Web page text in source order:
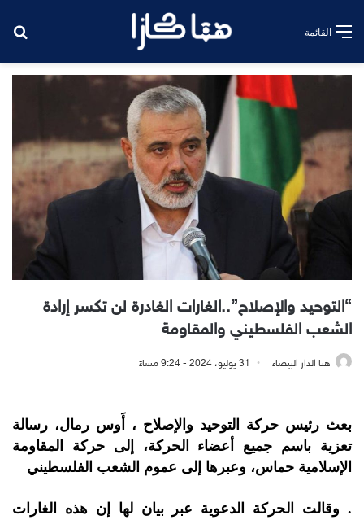
القائمة
“التوحيد والإصلاح”..الغارات الغادرة لن تكسر إرادة
الشعب الفلسطيني والمقاومة
هنا الدار البيضاء 31 يوليو، 2024 - 9:24 مساءً
بعث رئيس حركة التوحيد والإصلاح ، أَوس رمال، رسالة
تعزية باسم جميع أعضاء الحركة، إلى حركة المقاومة
الإسلامية حماس، وعبرها إلى عموم الشعب الفلسطيني
. وقالت الحركة الدعوية عبر بيان لها إن هذه الغارات